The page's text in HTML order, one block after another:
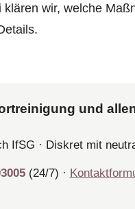
wir, welche
und
IfSG · Diskret mit
(24/7) ·